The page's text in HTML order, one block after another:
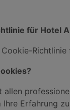
für Hotel
allen
Ihre Erfahrung